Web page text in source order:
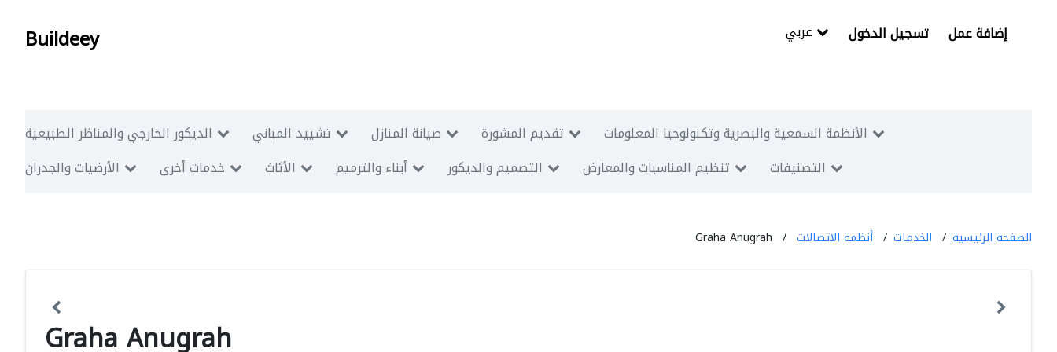
Buildeey تسجيل الدخول إضافة عمل
الديكور الخارجي والمناظر الطبيعية تشييد المباني صيانة المنازل تقديم المشورة
الأنظمة السمعية والبصرية وتكنولوجيا المعلومات
الأرضيات والجدران
خدمات أخرى الأثاث أبناء والترميم التصميم والديكور تنظيم المناسبات والمعارض التصنيفات
الصفحة الرئيسية الخدمات أنظمة الاتصالات Graha Anugrah
Graha Anugrah